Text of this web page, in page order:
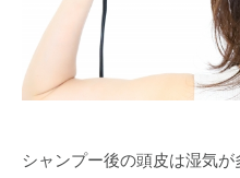
シャンプー後の頭皮は湿気